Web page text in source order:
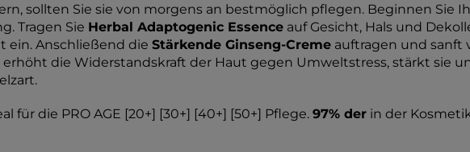
sollten Sie sie von morgens an bestmöglich pflegen. Beginnen Sie
Tragen Sie Herbal Adaptogenic Essence auf Gesicht, Hals und
ein. Anschließend die Stärkende Ginseng-Creme auftragen und sanft
erhöht die Widerstandskraft der Haut gegen Umweltstress, stärkt sie
für die PRO AGE [20+] [30+] [40+] [50+] Pflege. 97% der in der